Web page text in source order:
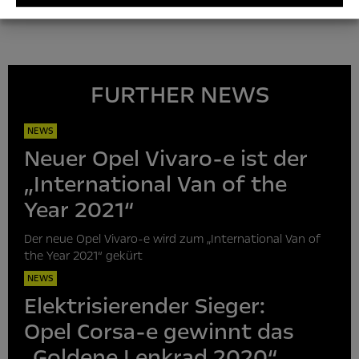
FURTHER NEWS
NEWS
Neuer Opel Vivaro-e ist der
„International Van of the
Year 2021“
Der neue Opel Vivaro-e wird zum „International Van of
the Year 2021“ gekürt
NEWS
Elektrisierender Sieger:
Opel Corsa-e gewinnt das